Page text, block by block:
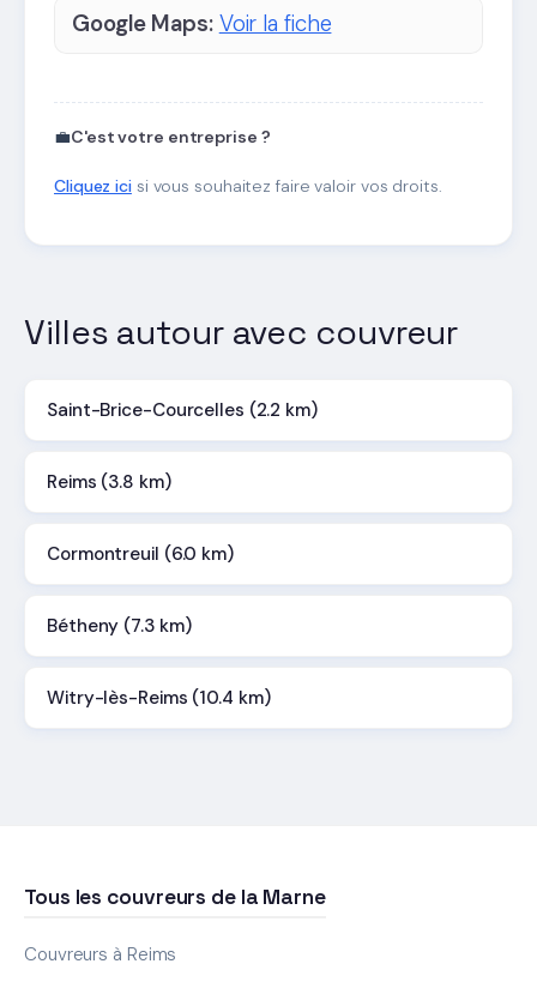
Google Maps: Voir la fiche
💼C'est votre entreprise ?
Cliquez icisi vous souhaitez faire valoir vos droits.
Villes autour avec couvreur
Saint-Brice-Courcelles (2.2 km)
Reims (3.8 km)
Cormontreuil (6.0 km)
Bétheny (7.3 km)
Witry-lès-Reims (10.4 km)
Tous les couvreurs de la Marne
Couvreurs à Reims